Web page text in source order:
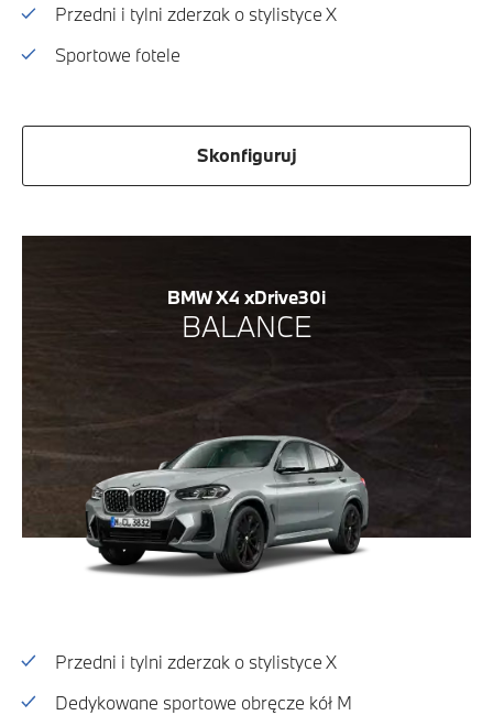
Przedni i tylni zderzak o stylistyce X
Sportowe fotele
Skonfiguruj
BMW X4 xDrive30i
BALANCE
Przedni i tylni zderzak o stylistyce X
Dedykowane sportowe obręcze kół M